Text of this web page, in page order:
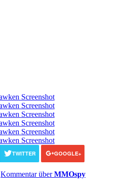
TWITTER GOOGLE+
Kommentar überMMOspy